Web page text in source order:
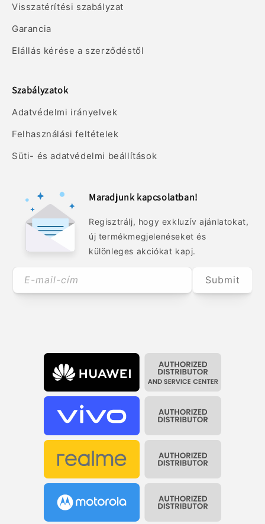
Visszatérítési szabályzat
Garancia
Elállás kérése a szerződéstől
Szabályzatok
Adatvédelmi irányelvek
Felhasználási feltételek
Süti- és adatvédelmi beállítások
Maradjunk kapcsolatban!
Regisztrálj, hogy exkluzív ajánlatokat,
új termékmegjelenéseket és
különleges akciókat kapj.
E-mail-cím Submit